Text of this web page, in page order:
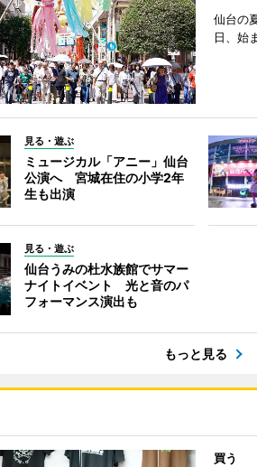
仙台の
日、始
見る・遊ぶ
ミュージカル「アニー」仙台
公演へ 宮城在住の小学2年
生も出演
見る・遊ぶ
仙台うみの杜水族館でサマー
ナイトイベント 光と音のパ
フォーマンス演出も
もっと見る
買う